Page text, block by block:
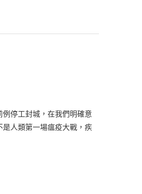
例停工封城，在我們明確意
人類第一場瘟疫大戰，疾